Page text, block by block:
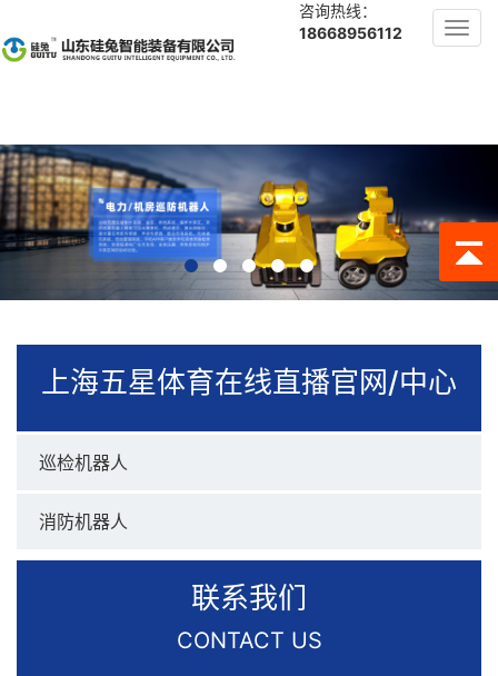
咨询热线：
18668956112
上海五星体育在线直播官网/中心
巡检机器人
消防机器人
联系我们
CONTACT US